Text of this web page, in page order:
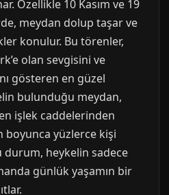
Özellikle 10 Kasım ve 19
meydan dolup taşar ve
konulur. Bu törenler,
olan sevgisini ve
gösteren en güzel
bulunduğu meydan,
işlek caddelerinden
boyunca yüzlerce kişi
durum, heykelin sadece
günlük yaşamın bir